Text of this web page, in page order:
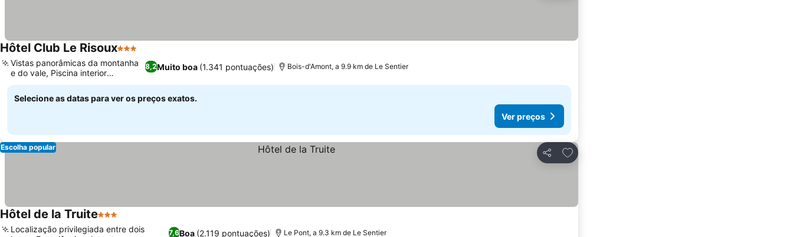
Hôtel Club Le Risoux3 Estrelas
8,2Muito boa (1.341 pontuações)
Vistas panorâmicas da montanha
e do vale, Piscina interior
aquecida
Bois-d'Amont, a 9.9 km de Le Sentier
Selecione as datas para ver os preços exatos.
Ver preços
Partilhar
Adicionar aos favoritos
Escolha popular
Hôtel de la Truite3 Estrelas
7,6Boa (2.119 pontuações)
Localização privilegiada entre dois
Le Pont, a 9.3 km de Le Sentier